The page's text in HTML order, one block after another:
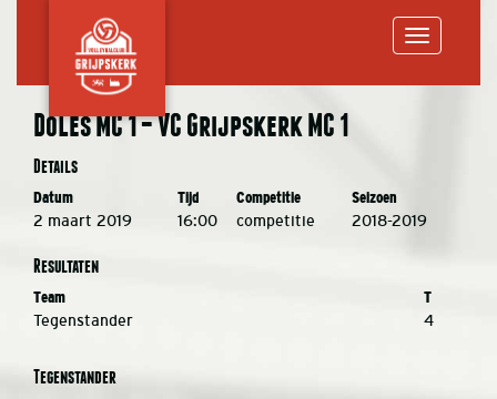
Doles MC 1 – VC Grijpskerk MC 1
Details
Datum Tijd Competitie Seizoen
2 maart 2019 16:00 competitie 2018-2019
Resultaten
Team T
Tegenstander 4
Tegenstander